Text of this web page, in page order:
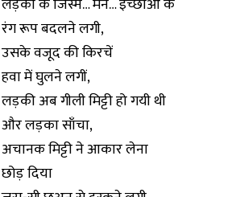
लड़की के जिस्म… मन… इच्छाओं के
रंग रूप बदलने लगी,
उसके वजूद की किरचें
हवा में घुलने लगीं,
लड़की अब गीली मिट्टी हो गयी थी
और लड़का साँचा,
अचानक मिट्टी ने आकार लेना
छोड़ दिया